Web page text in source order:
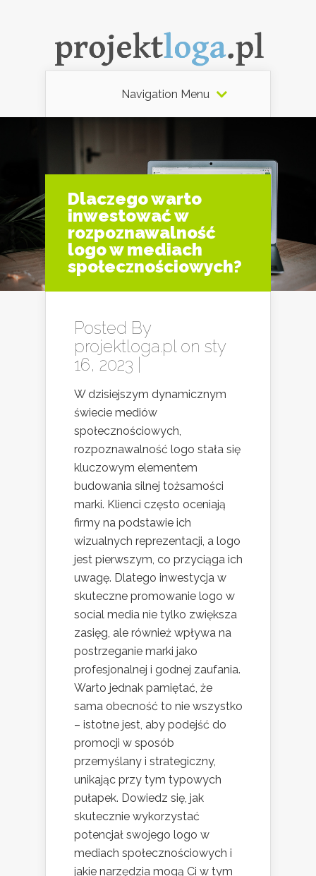
Navigation Menu
Dlaczego warto
inwestować w
rozpoznawalność
logo w mediach
społecznościowych?
Posted By
projektloga.pl on sty
16, 2023 |
W dzisiejszym dynamicznym
świecie mediów
społecznościowych,
rozpoznawalność logo stała się
kluczowym elementem
budowania silnej tożsamości
marki. Klienci często oceniają
firmy na podstawie ich
wizualnych reprezentacji, a logo
jest pierwszym, co przyciąga ich
uwagę. Dlatego inwestycja w
skuteczne promowanie logo w
social media nie tylko zwiększa
zasięg, ale również wpływa na
postrzeganie marki jako
profesjonalnej i godnej zaufania.
Warto jednak pamiętać, że
sama obecność to nie wszystko
– istotne jest, aby podejść do
promocji w sposób
przemyślany i strategiczny,
unikając przy tym typowych
pułapek. Dowiedz się, jak
skutecznie wykorzystać
potencjał swojego logo w
mediach społecznościowych i
jakie narzędzia mogą Ci w tym